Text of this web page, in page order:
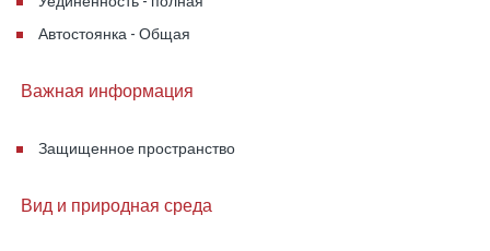
Автостоянка - Общая
Важная информация
Защищенное пространство
Вид и природная среда